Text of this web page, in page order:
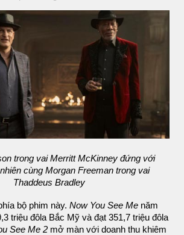
trong vai Merritt McKinney đứng với
cùng Morgan Freeman trong vai
Thaddeus Bradley
bộ phim này. Now You See Me năm
triệu đôla Bắc Mỹ và đạt 351,7 triệu đôla
See Me 2 mở màn với doanh thu khiêm